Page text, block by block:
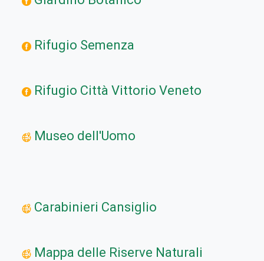
Rifugio Semenza
Rifugio Città Vittorio Veneto
Museo dell'Uomo
Carabinieri Cansiglio
Mappa delle Riserve Naturali